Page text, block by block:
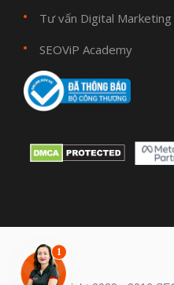
Tư vấn Digital
SEOViP Academy